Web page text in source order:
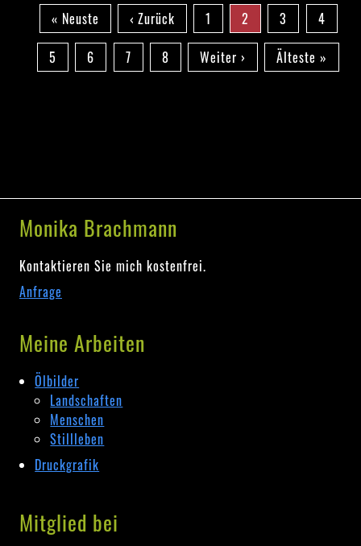
Seitennummerierung
Erste
Seite
« Neuste
Vorherige
Seite
‹ Zurück Seite
1
Aktuelle
Seite
2 Seite
3 Seite
4
Seite
5 Seite
6 Seite
7 Seite
8
Nächste
Seite
Weiter ›
Letzte
Seite
Älteste »
Monika Brachmann
Kontaktieren Sie mich kostenfrei.
Anfrage
Meine Arbeiten
Ölbilder
Landschaften
Menschen
Stillleben
Druckgrafik
Mitglied bei